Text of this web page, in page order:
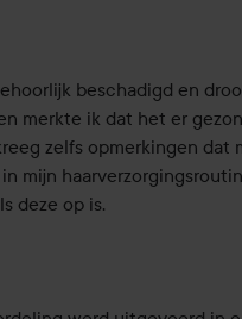
beschadigd en
merkte ik dat het er
zelfs opmerkingen dat
mijn
deze op is.